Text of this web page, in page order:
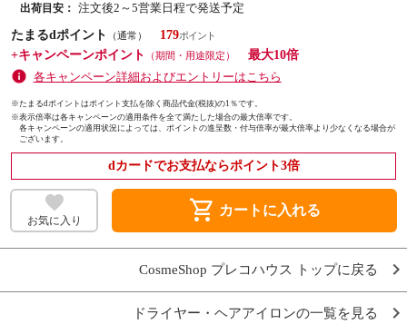
出荷目安： 注文後2～5営業日程で発送予定
たまるdポイント
（通常）
179
+キャンペーンポイント
（期間・用途限定）
最大10倍
各キャンペーン詳細およびエントリーはこちら
※たまるdポイントはポイント支払を除く商品代金(税抜)の1％です。
※表示倍率は各キャンペーンの適用条件を全て満たした場合の最大倍率です。
各キャンペーンの適用状況によっては、ポイントの進呈数・付与倍率が最大倍率より少なくなる場合が
ございます。
dカードでお支払ならポイント3倍
お気に入り shopping_cart カートに入れる
CosmeShop プレコハウス トップに戻る
ドライヤー・ヘアアイロンの一覧を見る